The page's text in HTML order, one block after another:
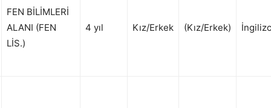
FEN BİLİMLERİ
ALANI (FEN
LİS.)
4 yıl Kız/Erkek (Kız/Erkek)